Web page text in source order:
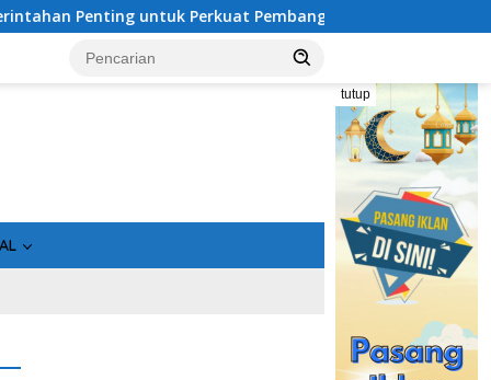
untuk Perkuat Pembangunan Desa
tutup